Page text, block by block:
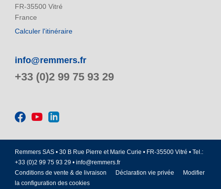
FR-35500 Vitré
France
Calculer l'itinéraire
info@remmers.fr
+33 (0)2 99 75 93 29
Remmers SAS • 30 B Rue Pierre et Marie Curie • FR-35500 Vitré • Tel.:
+33 (0)2 99 75 93 29 • info@remmers.fr
Conditions de vente & de livraison
Déclaration vie privée
Modifier
la configuration des cookies